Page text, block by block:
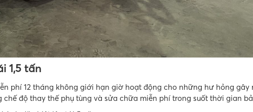
1,5 tấn
phí 12 tháng không giới hạn giờ hoạt động cho những hư hỏng gây
độ thay thế phụ tùng và sửa chữa miễn phí trong suốt thời gian